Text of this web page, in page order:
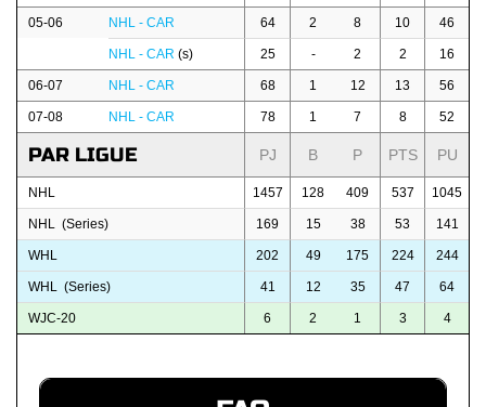
05-06 NHL - CAR 64 2 8 10 46
NHL - CAR (s) 25 - 2 2 16
06-07 NHL - CAR 68 1 12 13 56
07-08 NHL - CAR 78 1 7 8 52
PAR LIGUE PJ B P PTS PU
NHL 1457 128 409 537 1045
NHL (Series) 169 15 38 53 141
WHL 202 49 175 224 244
WHL (Series) 41 12 35 47 64
WJC-20 6 2 1 3 4